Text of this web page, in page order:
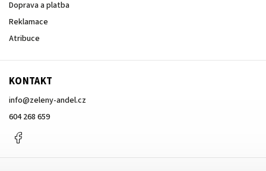
Doprava a platba
Reklamace
Atribuce
KONTAKT
info@zeleny-andel.cz
604 268 659